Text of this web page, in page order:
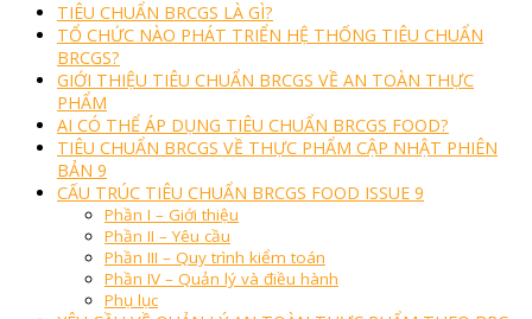
TIÊU CHUẨN BRCGS LÀ GÌ?
TỔ CHỨC NÀO PHÁT TRIỂN HỆ THỐNG TIÊU CHUẨN
BRCGS?
GIỚI THIỆU TIÊU CHUẨN BRCGS VỀ AN TOÀN THỰC
PHẨM
AI CÓ THỂ ÁP DỤNG TIÊU CHUẨN BRCGS FOOD?
TIÊU CHUẨN BRCGS VỀ THỰC PHẨM CẬP NHẬT PHIÊN
BẢN 9
CẤU TRÚC TIÊU CHUẨN BRCGS FOOD ISSUE 9
Phần I – Giới thiệu
Phần II – Yêu cầu
Phần III – Quy trình kiểm toán
Phần IV – Quản lý và điều hành
Phụ lục